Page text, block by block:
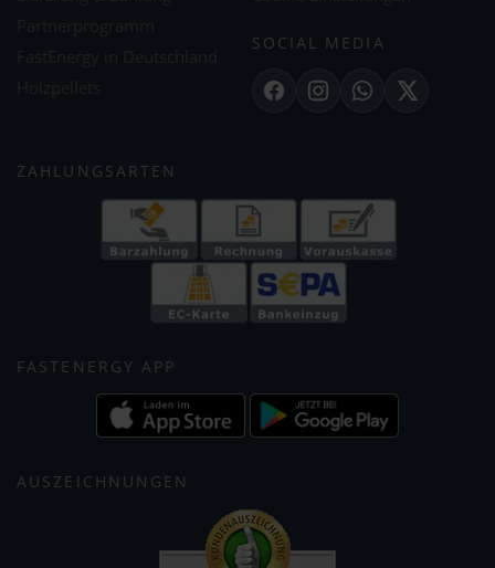
SOCIAL MEDIA
FacebookInstagramWhatsApp
X
ZAHLUNGSARTEN
FASTENERGY APP
AUSZEICHNUNGEN